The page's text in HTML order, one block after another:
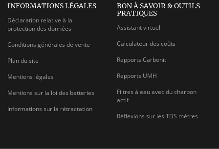
INFORMATIONS LÉGALES
Déclaration relative à la
protection des données
Conditions générales de vente
Plan du site
Mentions légales
Mentions sur la loi des batteries
Informations sur la rétractation
BON À SAVOIR & OUTILS
PRATIQUES
Assistant virtuel
Calculateur des coûts
Rapports Carbonit
Rapports UMH
Filtres à eau avec du charbon
actif
Réflexions sur les TDS mètres